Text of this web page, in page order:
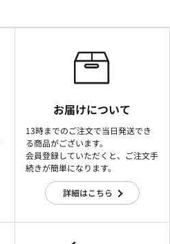
お届けについて
13時までのご注文で当日発送でき
る商品がございます。
会員登録していただくと、ご注文手
続きが簡単になります。
詳細はこちら